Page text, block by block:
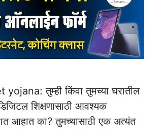
तुम्ही किंवा तुमच्या घरातील
डिजिटल शिक्षणासाठी आवश्यक
आहात का? तुमच्यासाठी एक अत्यंत